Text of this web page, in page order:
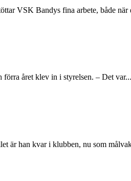
VSK Bandys fina arbete, både när
förra året klev in i styrelsen. – Det var...
är han kvar i klubben, nu som